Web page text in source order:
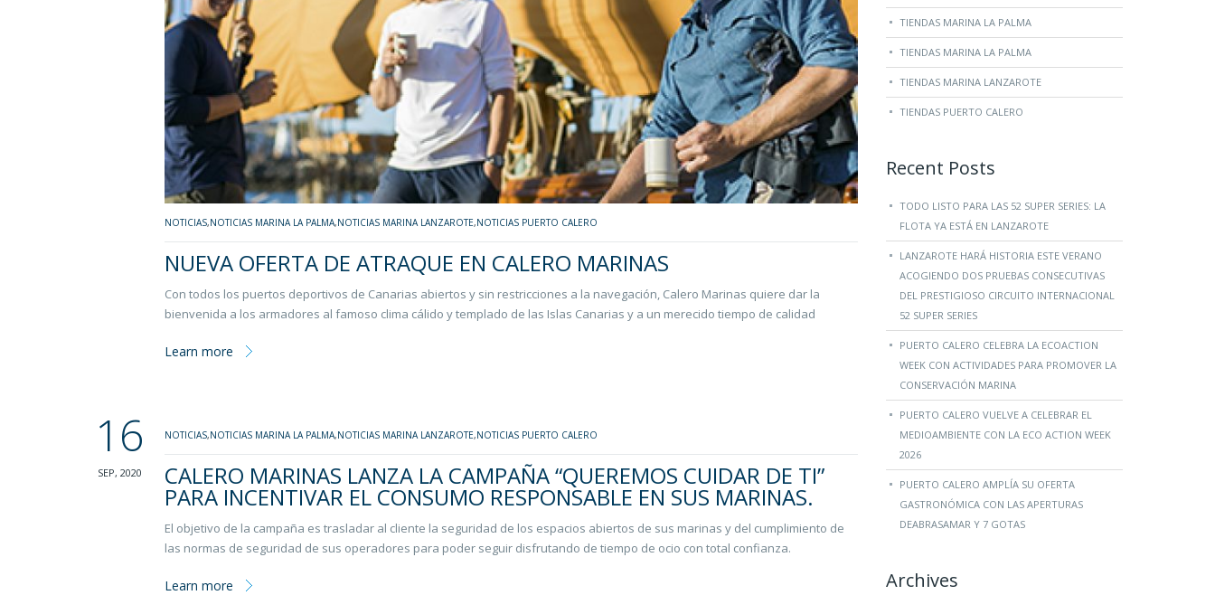
NOTICIAS,NOTICIAS MARINA LA PALMA,NOTICIAS MARINA LANZAROTE,NOTICIAS PUERTO CALERO
NUEVA OFERTA DE ATRAQUE EN CALERO MARINAS
Con todos los puertos deportivos de Canarias abiertos y sin restricciones a la navegación, Calero Marinas quiere dar la
bienvenida a los armadores al famoso clima cálido y templado de las Islas Canarias y a un merecido tiempo de calidad
Learn more
16
SEP, 2020
NOTICIAS,NOTICIAS MARINA LA PALMA,NOTICIAS MARINA LANZAROTE,NOTICIAS PUERTO CALERO
CALERO MARINAS LANZA LA CAMPAÑA “QUEREMOS CUIDAR DE TI”
PARA INCENTIVAR EL CONSUMO RESPONSABLE EN SUS MARINAS.
El objetivo de la campaña es trasladar al cliente la seguridad de los espacios abiertos de sus marinas y del cumplimiento de
las normas de seguridad de sus operadores para poder seguir disfrutando de tiempo de ocio con total confianza.
Learn more
TIENDAS MARINA LA PALMA
TIENDAS MARINA LA PALMA
TIENDAS MARINA LANZAROTE
TIENDAS PUERTO CALERO
Recent Posts
TODO LISTO PARA LAS 52 SUPER SERIES: LA
FLOTA YA ESTÁ EN LANZAROTE
LANZAROTE HARÁ HISTORIA ESTE VERANO
ACOGIENDO DOS PRUEBAS CONSECUTIVAS
DEL PRESTIGIOSO CIRCUITO INTERNACIONAL
52 SUPER SERIES
PUERTO CALERO CELEBRA LA ECOACTION
WEEK CON ACTIVIDADES PARA PROMOVER LA
CONSERVACIÓN MARINA
PUERTO CALERO VUELVE A CELEBRAR EL
MEDIOAMBIENTE CON LA ECO ACTION WEEK
2026
PUERTO CALERO AMPLÍA SU OFERTA
GASTRONÓMICA CON LAS APERTURAS
DEABRASAMAR Y 7 GOTAS
Archives